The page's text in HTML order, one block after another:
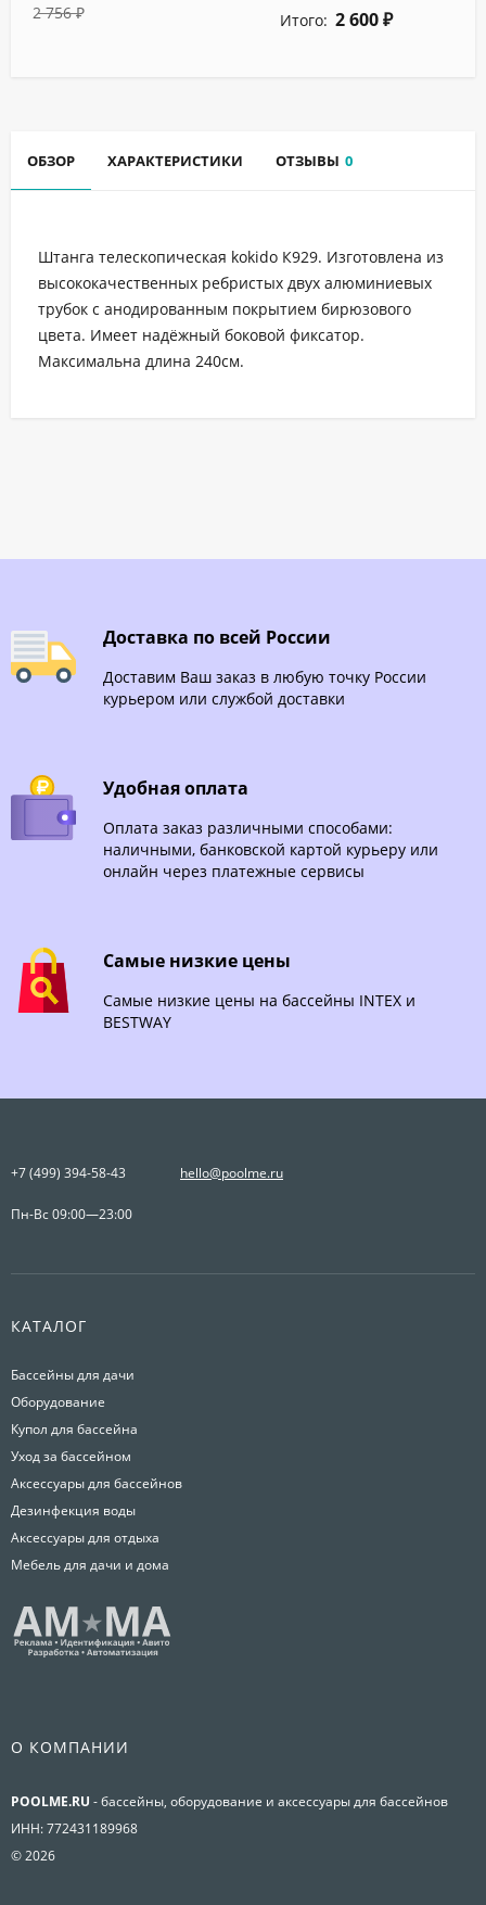
2 756 ₽ Итого: 2 600 ₽
ОБЗОР ХАРАКТЕРИСТИКИ ОТЗЫВЫ 0
Штанга телескопическая kokido К929. Изготовлена из
высококачественных ребристых двух алюминиевых
трубок с анодированным покрытием бирюзового
цвета. Имеет надёжный боковой фиксатор.
Максимальна длина 240см.
Доставка по всей России
Доставим Ваш заказ в любую точку России
курьером или службой доставки
Удобная оплата
Оплата заказ различными способами:
наличными, банковской картой курьеру или
онлайн через платежные сервисы
Самые низкие цены
Самые низкие цены на бассейны INTEX и
BESTWAY
+7 (499) 394-58-43 hello@poolme.ru
Пн-Вс 09:00—23:00
КАТАЛОГ
Бассейны для дачи
Оборудование
Купол для бассейна
Уход за бассейном
Аксессуары для бассейнов
Дезинфекция воды
Аксессуары для отдыха
Мебель для дачи и дома
О КОМПАНИИ
POOLME.RU - бассейны, оборудование и аксессуары для бассейнов
ИНН: 772431189968
© 2026